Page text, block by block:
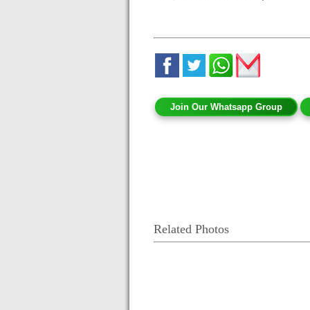
Join Our Whatsapp Group
Related Photos